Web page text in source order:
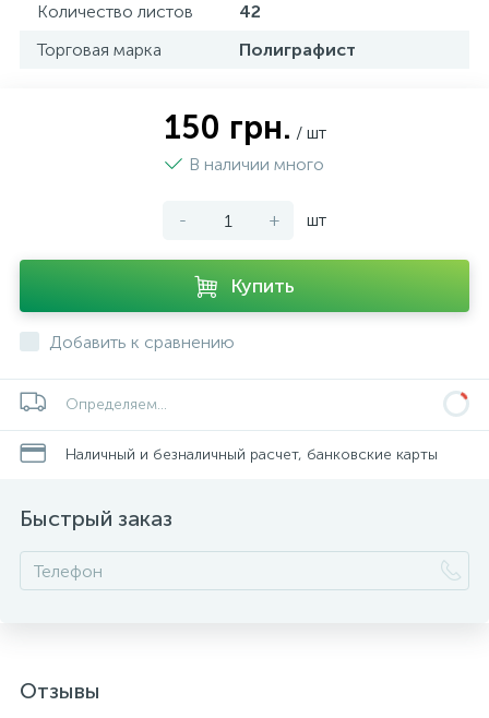
Количество листов
42
Торговая марка
Полиграфист
150 грн. / шт
В наличии много
- + шт
Купить
Добавить к сравнению
Определяем...
Наличный и безналичный расчет, банковские карты
Быстрый заказ
Отзывы